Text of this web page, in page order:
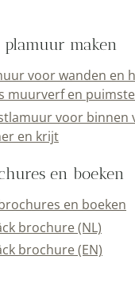
plamuur maken
voor wanden en
muurverf en
voor binnen
en krijt
en boeken
en boeken
brochure (NL)
brochure (EN)